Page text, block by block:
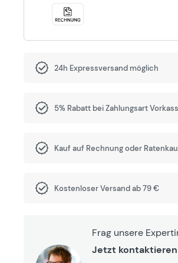
24h Expressversand möglich
5% Rabatt bei Zahlungsart
Kauf auf Rechnung oder
Kostenloser Versand ab 79 €
Frag unsere
Jetzt kontaktieren